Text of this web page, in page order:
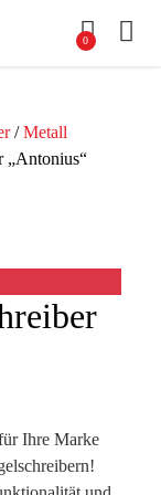
0
/Metall
„Antonius“
Zoom
Ihre Marke